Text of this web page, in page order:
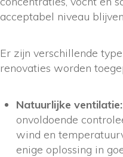
acceptabel niveau
Er zijn verschillende
renovaties worden
Natuurlijke ventilatie:
onvoldoende
wind en
enige oplossing in